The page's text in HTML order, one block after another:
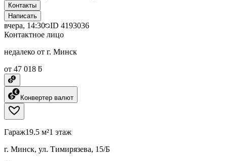
Контакты
Написать
вчера, 14:30 ID 4193036
Контактное лицо
недалеко от г. Минск
от 47 018 ƃ
Конвертер валют
Гараж19.5 м²1 этаж
г. Минск, ул. Тимирязева, 15/Б